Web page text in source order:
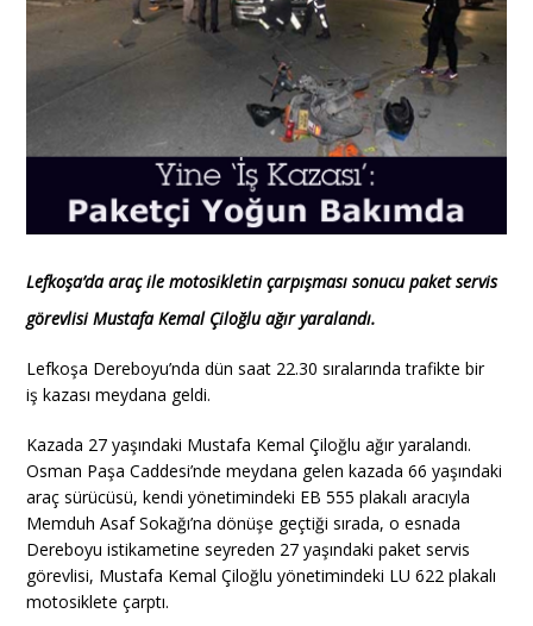
Lefkoşa’da araç ile motosikletin çarpışması sonucu paket servis
görevlisi Mustafa Kemal Çiloğlu ağır yaralandı.
Lefkoşa Dereboyu’nda dün saat 22.30 sıralarında trafikte bir
iş kazası meydana geldi.
Kazada 27 yaşındaki Mustafa Kemal Çiloğlu ağır yaralandı.
Osman Paşa Caddesi’nde meydana gelen kazada 66 yaşındaki
araç sürücüsü, kendi yönetimindeki EB 555 plakalı aracıyla
Memduh Asaf Sokağı’na dönüşe geçtiği sırada, o esnada
Dereboyu istikametine seyreden 27 yaşındaki paket servis
görevlisi, Mustafa Kemal Çiloğlu yönetimindeki LU 622 plakalı
motosiklete çarptı.